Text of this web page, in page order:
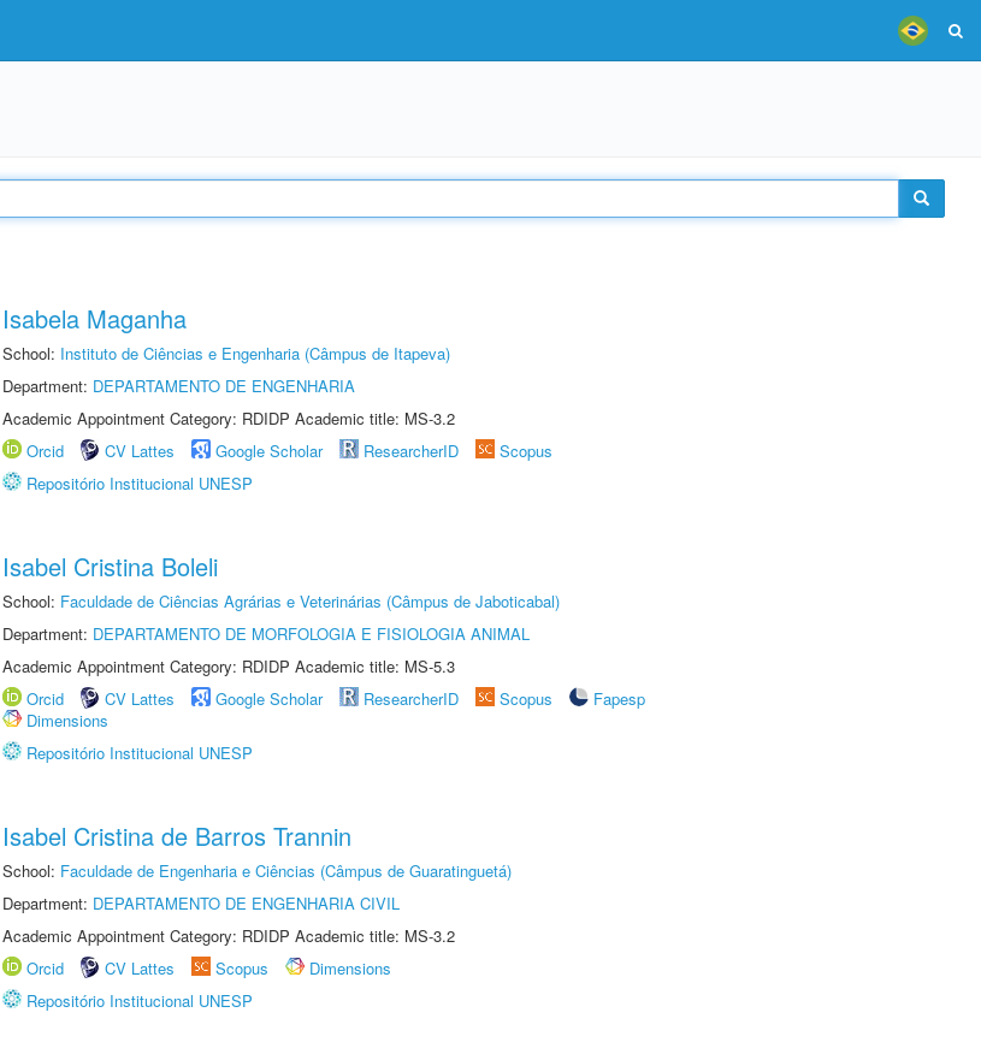
Isabela Maganha
School: Instituto de Ciências e Engenharia (Câmpus de Itapeva)
Department: DEPARTAMENTO DE ENGENHARIA
Academic Appointment Category: RDIDP Academic title: MS-3.2
Orcid
CV Lattes Google Scholar ResearcherID
Scopus
Repositório Institucional UNESP
Isabel Cristina Boleli
School: Faculdade de Ciências Agrárias e Veterinárias (Câmpus de Jaboticabal)
Department: DEPARTAMENTO DE MORFOLOGIA E FISIOLOGIA ANIMAL
Academic Appointment Category: RDIDP Academic title: MS-5.3
Orcid
CV Lattes Google Scholar ResearcherID Scopus
Fapesp
Dimensions
Repositório Institucional UNESP
Isabel Cristina de Barros Trannin
School: Faculdade de Engenharia e Ciências (Câmpus de Guaratinguetá)
Department: DEPARTAMENTO DE ENGENHARIA CIVIL
Academic Appointment Category: RDIDP Academic title: MS-3.2
Orcid
CV Lattes Scopus
Dimensions
Repositório Institucional UNESP